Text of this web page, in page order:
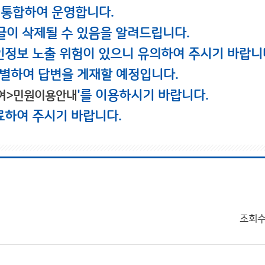
합하여 운영합니다.
삭제될 수 있음을 알려드립니다.
보 노출 위험이 있으니 유의하여 주시기 바랍니
하여 답변을 게재할 예정입니다.
>민원이용안내'를 이용하시기 바랍니다.
여 주시기 바랍니다.
조회